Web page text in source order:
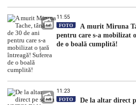
11:55
FOTO
A murit Miruna
pentru care s-a mobilizat
de o boală cumplită!
11:23
FOTO
De la altar direct